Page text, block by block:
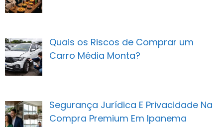
Quais os Riscos de Comprar um
Carro Média Monta?
Segurança Jurídica E Privacidade Na
Compra Premium Em Ipanema